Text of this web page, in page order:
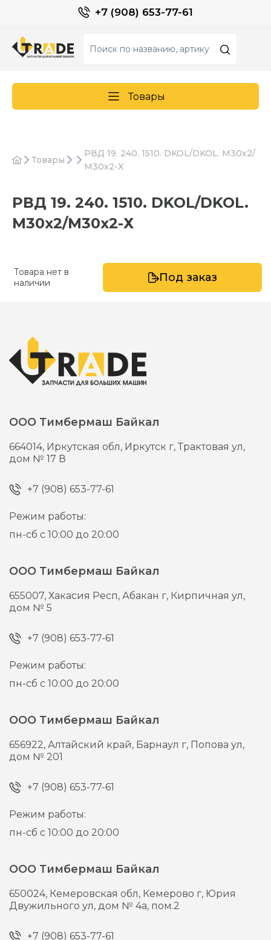
+7 (908) 653-77-61
Товары
Товары
РВД 19. 240. 1510. DKOL/DKOL. М30х2/
М30х2-Х
РВД 19. 240. 1510. DKOL/DKOL.
М30х2/М30х2-Х
Товара нет в
наличии
Под заказ
ООО Тимбермаш Байкал
664014, Иркутская обл, Иркутск г,Трактовая ул,
дом № 17 В
+7 (908) 653-77-61
Режим работы:
пн-сб с 10:00 до 20:00
ООО Тимбермаш Байкал
655007,Хакасия Респ, Абакан г, Кирпичная ул,
дом № 5
+7 (908) 653-77-61
Режим работы:
пн-сб с 10:00 до 20:00
ООО Тимбермаш Байкал
656922,Алтайский край, Барнаул г, Попова ул,
дом № 201
+7 (908) 653-77-61
Режим работы:
пн-сб с 10:00 до 20:00
ООО Тимбермаш Байкал
650024, Кемеровская обл, Кемерово г, Юрия
Двужильного ул, дом № 4а, пом.2
+7 (908) 653-77-61